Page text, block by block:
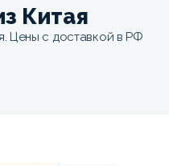
Китая
Цены с доставкой в РФ